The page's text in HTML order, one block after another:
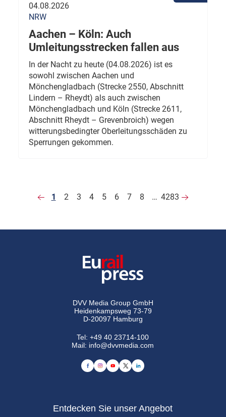
04.08.2026
NRW
Aachen – Köln: Auch
Umleitungsstrecken fallen aus
In der Nacht zu heute (04.08.2026) ist es
sowohl zwischen Aachen und
Mönchengladbach (Strecke 2550, Abschnitt
Lindern – Rheydt) als auch zwischen
Mönchengladbach und Köln (Strecke 2611,
Abschnitt Rheydt – Grevenbroich) wegen
witterungsbedingter Oberleitungsschäden zu
Sperrungen gekommen.
1 2 3 4 5 6 7 8 … 4283
DVV Media Group GmbH
Heidenkampsweg 73-79
D-20097 Hamburg
Tel:+49 40 23714-100
Mail: info@dvvmedia.com
Entdecken Sie unser Angebot